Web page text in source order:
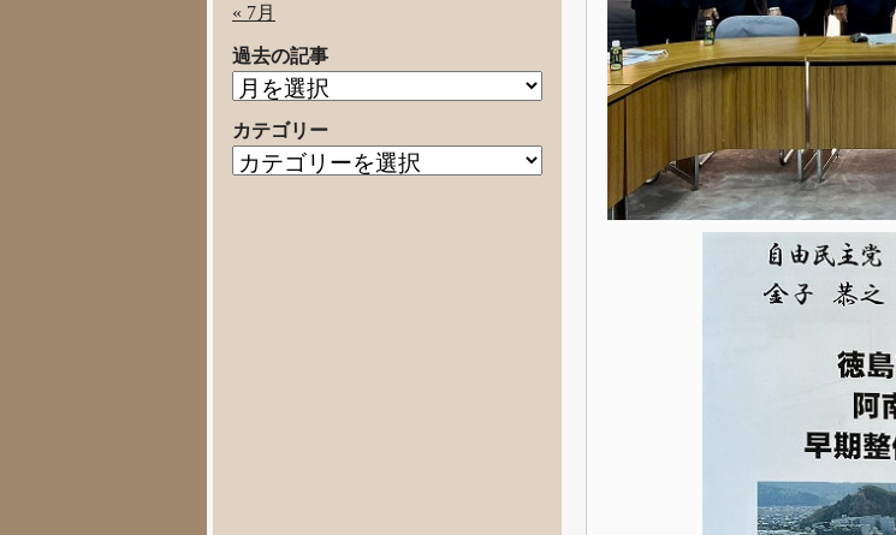
« 7月
過去の記事
過
の
記
カテゴリー
カ